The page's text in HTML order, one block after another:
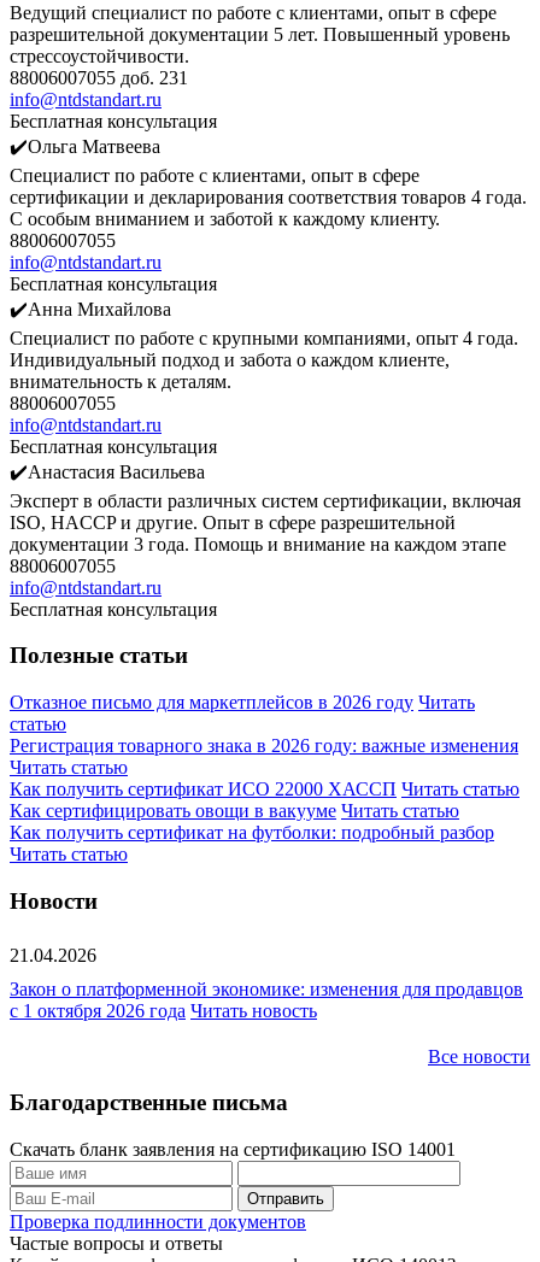
Ведущий специалист по работе с клиентами, опыт в сфере
разрешительной документации 5 лет. Повышенный уровень
стрессоустойчивости.
88006007055 доб. 231
info@ntdstandart.ru
Бесплатная консультация
✔️Ольга Матвеева
Специалист по работе с клиентами, опыт в сфере
сертификации и декларирования соответствия товаров 4 года.
С особым вниманием и заботой к каждому клиенту.
88006007055
info@ntdstandart.ru
Бесплатная консультация
✔️Анна Михайлова
Специалист по работе с крупными компаниями, опыт 4 года.
Индивидуальный подход и забота о каждом клиенте,
внимательность к деталям.
88006007055
info@ntdstandart.ru
Бесплатная консультация
✔️Анастасия Васильева
Эксперт в области различных систем сертификации, включая
ISO, HACCP и другие. Опыт в сфере разрешительной
документации 3 года. Помощь и внимание на каждом этапе
88006007055
info@ntdstandart.ru
Бесплатная консультация
Полезные статьи
Отказное письмо для маркетплейсов в 2026 году Читать
статью
Регистрация товарного знака в 2026 году: важные изменения
Читать статью
Как получить сертификат ИСО 22000 ХАССП Читать статью
Как сертифицировать овощи в вакууме Читать статью
Как получить сертификат на футболки: подробный разбор
Читать статью
Новости
21.04.2026
Закон о платформенной экономике: изменения для продавцов
с 1 октября 2026 года Читать новость
Все новости
Благодарственные письма
Скачать бланк заявления на сертификацию ISO 14001
Проверка подлинности документов
Частые вопросы и ответы